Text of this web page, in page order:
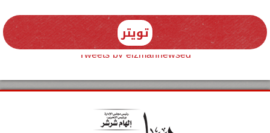
تويتر
Tweets by elzmannewseg